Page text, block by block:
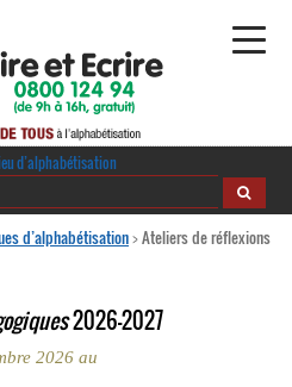
Alphabétisation
d’alphabétisation
d’alphabétisation>Ateliers de réflexions
2026-2027
2026 au